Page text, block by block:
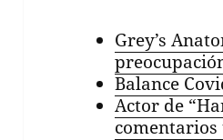
Grey’s
Balance
Actor de